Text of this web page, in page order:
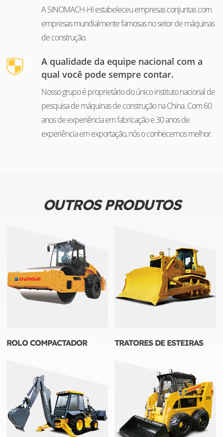
A SINOMACH-HI estabeleceu empresas conjuntas com
empresas mundialmente famosas no setor de máquinas
de construção.
A qualidade da equipe nacional com a
qual você pode sempre contar.
Nosso grupo é proprietário do único instituto nacional de
pesquisa de máquinas de construção na China. Com 60
anos de experiência em fabricação e 30 anos de
experiência em exportação, nós o conhecemos melhor.
OUTROS PRODUTOS
ROLO COMPACTADOR TRATORES DE ESTEIRAS